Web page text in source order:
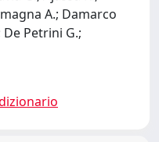
A.; Damarco
De Petrini G.;